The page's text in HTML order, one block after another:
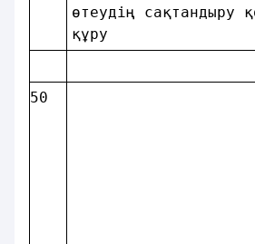
өтеудiң сақтандыру
50